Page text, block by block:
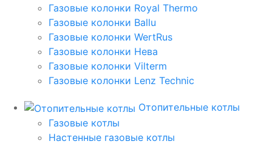
Газовые колонки Royal Thermo
Газовые колонки Ballu
Газовые колонки WertRus
Газовые колонки Нева
Газовые колонки Vilterm
Газовые колонки Lenz Technic
Отопительные котлы
Газовые котлы
Настенные газовые котлы